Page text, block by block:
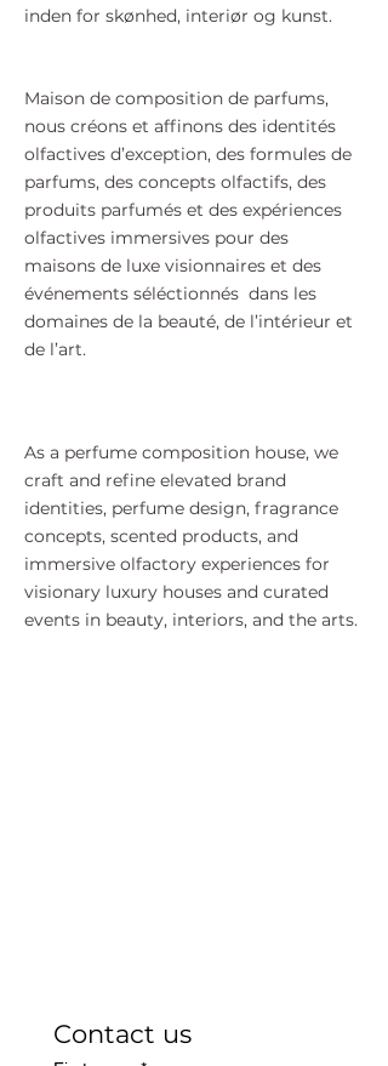
inden for skønhed, interiør og kunst.
Maison de composition de parfums,
nous créons et affinons des identités
olfactives d’exception, des formules de
parfums, des concepts olfactifs, des
produits parfumés et des expériences
olfactives immersives pour des
maisons de luxe visionnaires et des
événements séléctionnés dans les
domaines de la beauté, de l’intérieur et
de l’art.
As a perfume composition house, we
craft and refine elevated brand
identities, perfume design, fragrance
concepts, scented products, and
immersive olfactory experiences for
visionary luxury houses and curated
events in beauty, interiors, and the arts.
Contact us